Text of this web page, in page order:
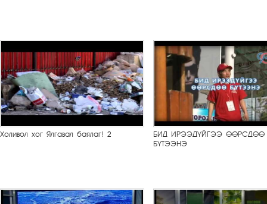
Холивол хог Ялгавал баялаг! 2
БИД ИРЭЭДҮЙГЭЭ ӨӨРСДӨӨ
БҮТЭЭНЭ